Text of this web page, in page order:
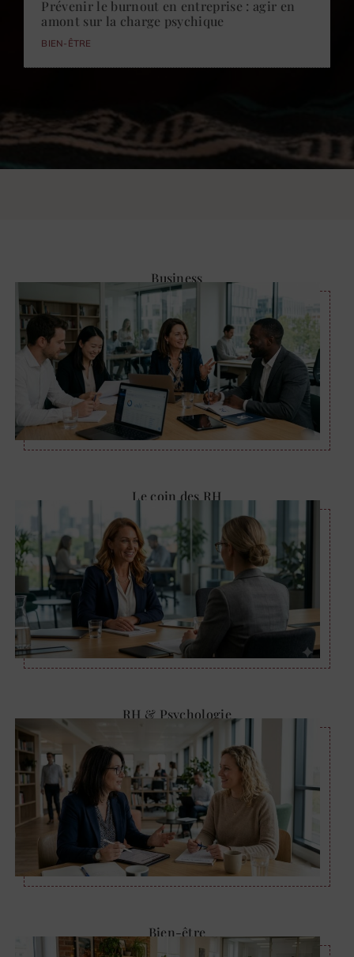
Prévenir le burnout en entreprise : agir en
amont sur la charge psychique
BIEN-ÊTRE
Business
Le coin des RH
RH & Psychologie
Bien-être